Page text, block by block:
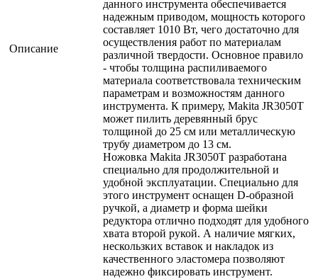
Описание
данного инструмента обеспечивается
надежным приводом, мощность которого
составляет 1010 Вт, чего достаточно для
осуществления работ по материалам
различной твердости. Основное правило
- чтобы толщина распиливаемого
материала соответствовала техническим
параметрам и возможностям данного
инструмента. К примеру, Makita JR3050T
может пилить деревянный брус
толщиной до 25 см или металлическую
трубу диаметром до 13 см.
Ножовка Makita JR3050T разработана
специально для продолжительной и
удобной эксплуатации. Специально для
этого инструмент оснащен D-образной
ручкой, а диаметр и форма шейки
редуктора отлично подходят для удобного
хвата второй рукой. А наличие мягких,
нескользких вставок и накладок из
качественного эластомера позволяют
надежно фиксировать инструмент.